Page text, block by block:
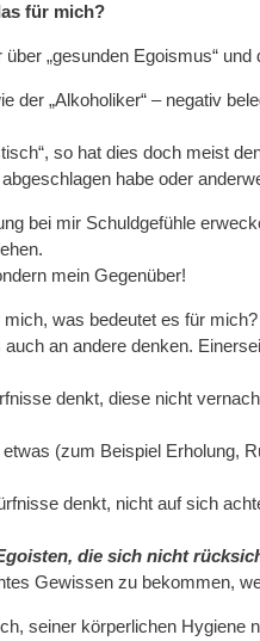
für mich?
„gesunden Egoismus“ und
der „Alkoholiker“ – negativ
so hat dies doch meist
habe oder
bei mir Schuldgefühle
mein Gegenüber!
was bedeutet es für mich?
an andere denken.
denkt, diese nicht
(zum Beispiel Erholung,
denkt, nicht auf sich
die sich nicht
Gewissen zu bekommen,
seiner körperlichen Hygiene